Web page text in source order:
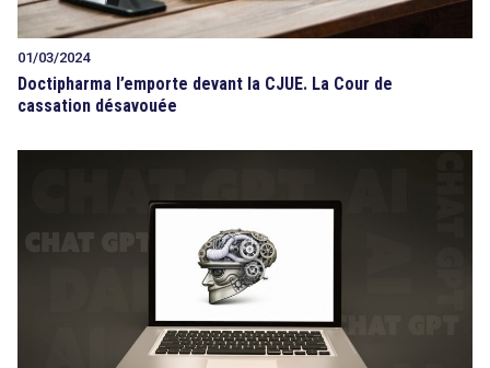
01/03/2024
Doctipharma l’emporte devant la CJUE. La Cour de
cassation désavouée